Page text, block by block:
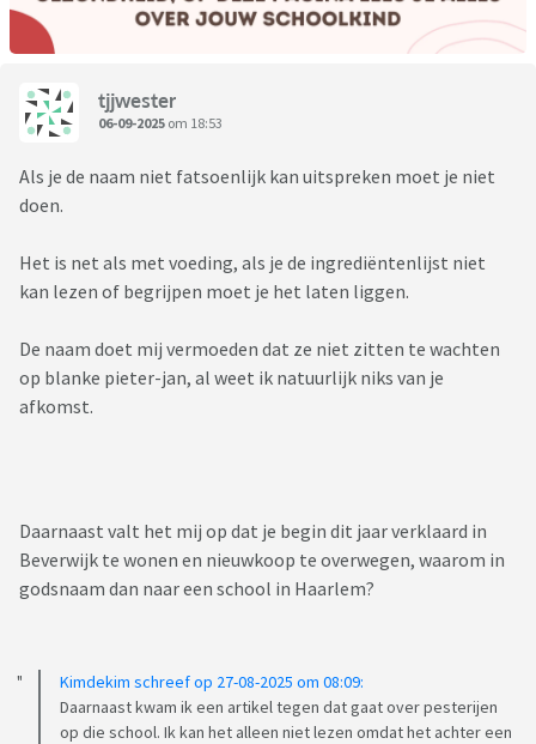
tjjwester
06-09-2025 om 18:53
Als je de naam niet fatsoenlijk kan uitspreken moet je niet
doen.
Het is net als met voeding, als je de ingrediëntenlijst niet
kan lezen of begrijpen moet je het laten liggen.
De naam doet mij vermoeden dat ze niet zitten te wachten
op blanke pieter-jan, al weet ik natuurlijk niks van je
afkomst.
Daarnaast valt het mij op dat je begin dit jaar verklaard in
Beverwijk te wonen en nieuwkoop te overwegen, waarom in
godsnaam dan naar een school in Haarlem?
Kimdekim schreef op 27-08-2025 om 08:09:
Daarnaast kwam ik een artikel tegen dat gaat over pesterijen
op die school. Ik kan het alleen niet lezen omdat het achter een